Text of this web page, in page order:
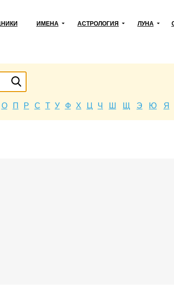
ИМЕНА АСТРОЛОГИЯ ЛУНА
О П Р С Т У Ф Х Ц Ч Ш Щ Э Ю Я